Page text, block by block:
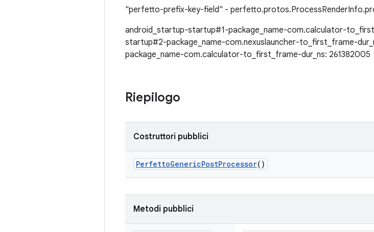
"perfetto-prefix-key-field" -
android_startup-startup#1-package_name-com.calculator-
startup#2-package_name-com.nexuslauncher-to_first_frame-
package_name-com.calculator-to_first_frame-dur_ns: 261382005
Riepilogo
Costruttori pubblici
PerfettoGenericPostProcessor()
Metodi pubblici